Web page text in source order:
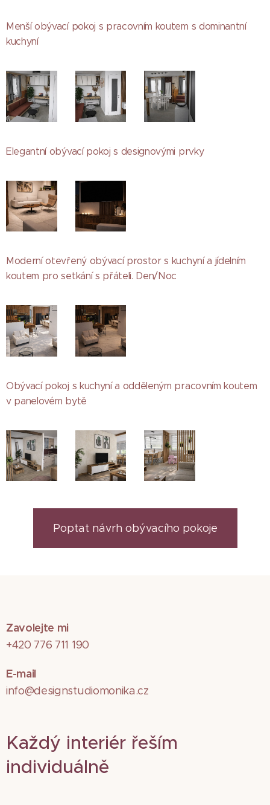
Menší obývací pokoj s pracovním koutem s dominantní
kuchyní
Elegantní obývací pokoj s designovými prvky
Moderní otevřený obývací prostor s kuchyní a jídelním
koutem pro setkání s přáteli. Den/Noc
Obývací pokoj s kuchyní a odděleným pracovním koutem
v panelovém bytě
Poptat návrh obývacího pokoje
Zavolejte mi
+420 776 711 190
E-mail
info@designstudiomonika.cz
Každý interiér řeším
individuálně